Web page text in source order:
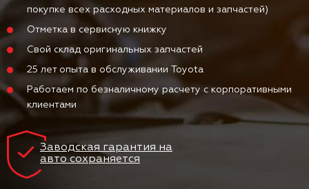
покупке всех расходных материалов и запчастей)
Отметка в сервисную книжку
Свой склад оригинальных запчастей
25 лет опыта в обслуживании Toyota
Работаем по безналичному расчету с корпоративными
клиентами
Заводская гарантия на
авто сохраняется